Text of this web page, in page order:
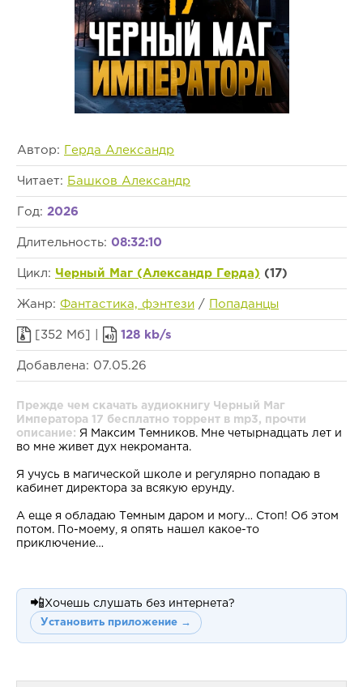
Автор: Герда Александр
Читает: Башков Александр
Год: 2026
Длительность: 08:32:10
Цикл: Черный Маг (Александр Герда) (17)
Жанр: Фантастика, фэнтези / Попаданцы
[352 Мб] | 128 kb/s
Добавлена: 07.05.26
Прежде чем скачать аудиокнигу Черный Маг
Императора 17 бесплатно торрент в mp3, прочти
описание: Я Максим Темников. Мне четырнадцать лет и
во мне живет дух некроманта.
Я учусь в магической школе и регулярно попадаю в
кабинет директора за всякую ерунду.
А еще я обладаю Темным даром и могу… Стоп! Об этом
потом. По-моему, я опять нашел какое-то
приключение…
📲Хочешь слушать без интернета?
Установить приложение →